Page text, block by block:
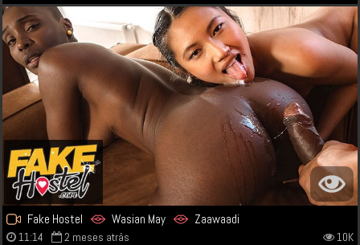
Fake Hostel Wasian May Zaawaadi
11:14 2 meses atrás 10K